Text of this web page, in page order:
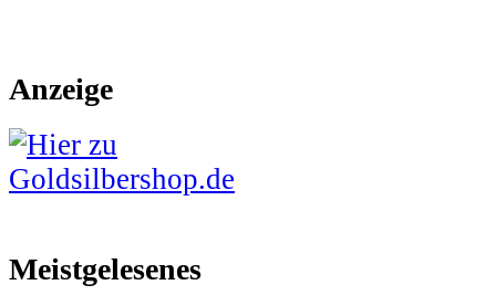
Anzeige
Meistgelesenes